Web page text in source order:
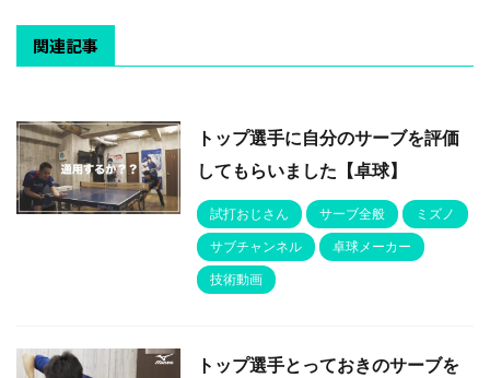
関連記事
トップ選手に自分のサーブを評価
してもらいました【卓球】
試打おじさん サーブ全般
ミズノ
サブチャンネル
卓球メーカー
技術動画
トップ選手とっておきのサーブを